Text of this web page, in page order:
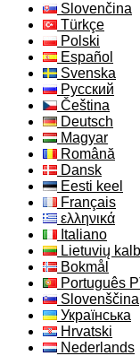
Slovenčina
Türkçe
Polski
Español
Svenska
Русский
Čeština
Deutsch
Magyar
Română
Dansk
Eesti keel
Français
ελληνικά
Italiano
Lietuvių
Bokmål
Português
Slovenščina
Українська
Hrvatski
Nederlands